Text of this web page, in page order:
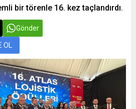
bir törenle 16. kez taçlandırdı.
Gönder
OL